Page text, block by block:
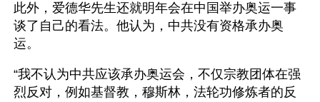
此外，爱德华先生还就明年会在中国举办奥运一事
谈了自己的看法。他认为，中共没有资格承办奥
运。
“我不认为中共应该承办奥运会，不仅宗教团体在强
烈反对，例如基督教，穆斯林，法轮功修炼者的反